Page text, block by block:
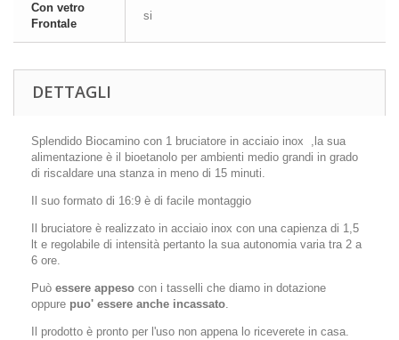
Con vetro
Frontale
si
DETTAGLI
Splendido Biocamino con 1 bruciatore in acciaio inox ,la sua
alimentazione è il bioetanolo per ambienti medio grandi in grado
di riscaldare una stanza in meno di 15 minuti.
Il suo formato di 16:9 è di facile montaggio
Il bruciatore è realizzato in acciaio inox con una capienza di 1,5
lt e regolabile di intensità pertanto la sua autonomia varia tra 2 a
6 ore.
Può essere appeso con i tasselli che diamo in dotazione
oppure puo' essere anche incassato.
Il prodotto è pronto per l'uso non appena lo riceverete in casa.